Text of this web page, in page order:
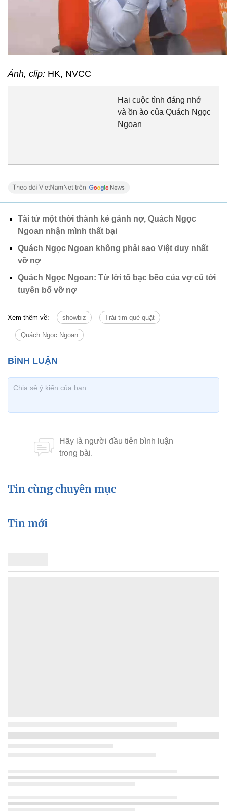
Ảnh, clip: HK, NVCC
Hai cuộc tình đáng nhớ
và ồn ào của Quách Ngọc
Ngoan
Tài tử một thời thành kẻ gánh nợ, Quách Ngọc
Ngoan nhận mình thất bại
Quách Ngọc Ngoan không phải sao Việt duy nhất
vỡ nợ
Quách Ngọc Ngoan: Từ lời tố bạc bẽo của vợ cũ tới
tuyên bố vỡ nợ
Xem thêm về: showbiz Trái tim què quặt
Quách Ngọc Ngoan
Tin cùng chuyên mục
Tin mới